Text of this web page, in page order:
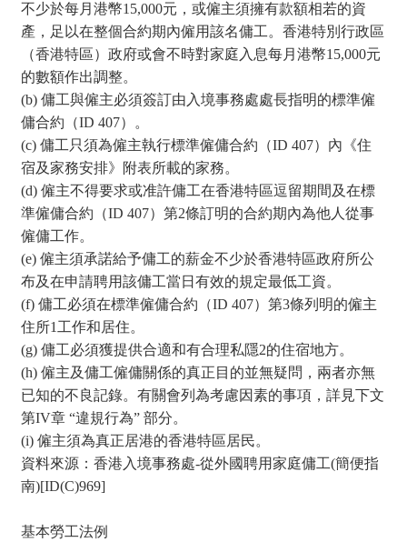
不少於每月港幣15,000元，或僱主須擁有款額相若的資
產，足以在整個合約期內僱用該名傭工。香港特別行政區
（香港特區）政府或會不時對家庭入息每月港幣15,000元
的數額作出調整。
(b) 傭工與僱主必須簽訂由入境事務處處長指明的標準僱
傭合約（ID 407）。
(c) 傭工只須為僱主執行標準僱傭合約（ID 407）內《住
宿及家務安排》附表所載的家務。
(d) 僱主不得要求或准許傭工在香港特區逗留期間及在標
準僱傭合約（ID 407）第2條訂明的合約期內為他人從事
僱傭工作。
(e) 僱主須承諾給予傭工的薪金不少於香港特區政府所公
布及在申請聘用該傭工當日有效的規定最低工資。
(f) 傭工必須在標準僱傭合約（ID 407）第3條列明的僱主
住所1工作和居住。
(g) 傭工必須獲提供合適和有合理私隱2的住宿地方。
(h) 僱主及傭工僱傭關係的真正目的並無疑問，兩者亦無
已知的不良記錄。有關會列為考慮因素的事項，詳見下文
第IV章 “違規行為” 部分。
(i) 僱主須為真正居港的香港特區居民。
資料來源：香港入境事務處-從外國聘用家庭傭工(簡便指
南)[ID(C)969]
基本勞工法例